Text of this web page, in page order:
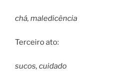
chá, maledicência
Terceiro ato:
sucos, cuidado